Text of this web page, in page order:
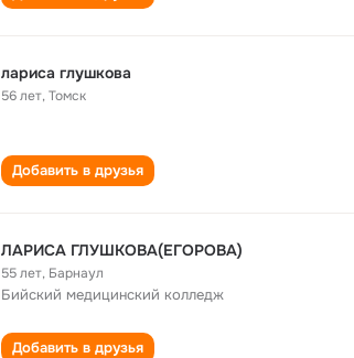
лариса глушкова
56 лет,Томск
Добавить в друзья
ЛАРИСА ГЛУШКОВА(ЕГОРОВА)
55 лет, Барнаул
Бийский медицинский колледж
Добавить в друзья